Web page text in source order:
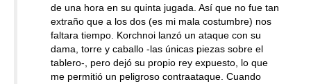
de una hora en su quinta jugada. Así que no fue tan
extraño que a los dos (es mi mala costumbre) nos
faltara tiempo. Korchnoi lanzó un ataque con su
dama, torre y caballo -las únicas piezas sobre el
tablero-, pero dejó su propio rey expuesto, lo que
me permitió un peligroso contraataque. Cuando